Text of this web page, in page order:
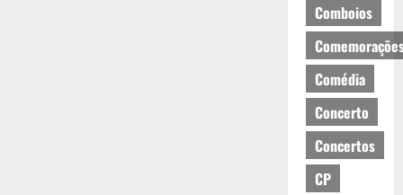
Comboios
Comédia
Concerto
Concertos
CP